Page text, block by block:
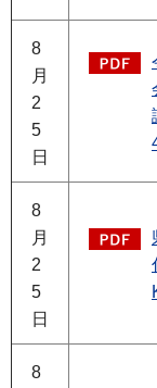
8
月
2
5
日
8
月
2
5
日
8